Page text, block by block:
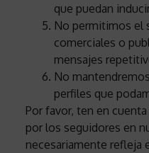
que puedan
No permitimos el
comerciales o
mensajes
No
perfiles que
Por favor, ten en
por los seguidores en
necesariamente refleja